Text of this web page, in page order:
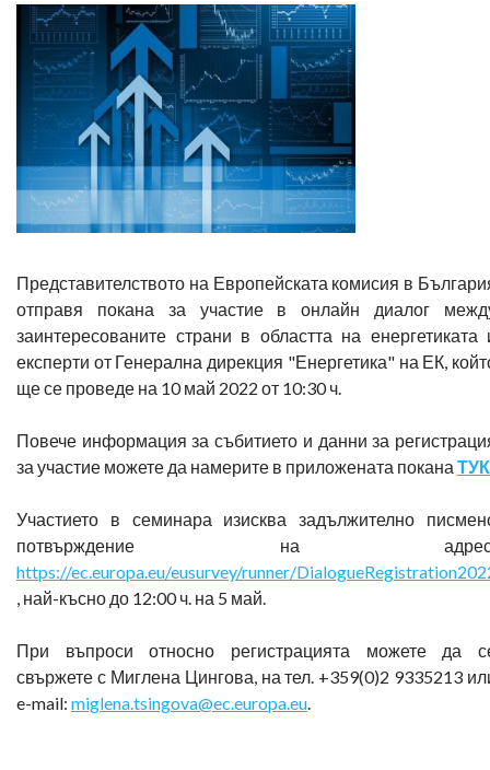
Представителството на Европейската комисия в
отправя покана за участие в онлайн диалог
заинтересованите страни в областта на енергетиката
експерти от Генерална дирекция "Енергетика" на ЕК,
ще се проведе на 10 май 2022 от 10:30 ч.
Повече информация за събитието и данни за
за участие можете да намерите в приложената покана
Участието в семинара изисква задължително
потвърждение на
https://ec.europa.eu/eusurvey/runner/
, най-късно до 12:00 ч. на 5 май.
При въпроси относно регистрацията можете да
свържете с Миглена Цингова, на тел. +359(0)2 9335213
e-mail: miglena.tsingova@ec.europa.eu